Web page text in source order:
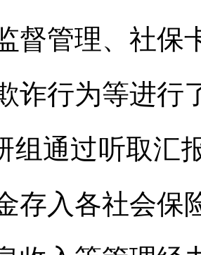
督管理、社保
诈行为等进行
组通过听取汇
存入各社会保